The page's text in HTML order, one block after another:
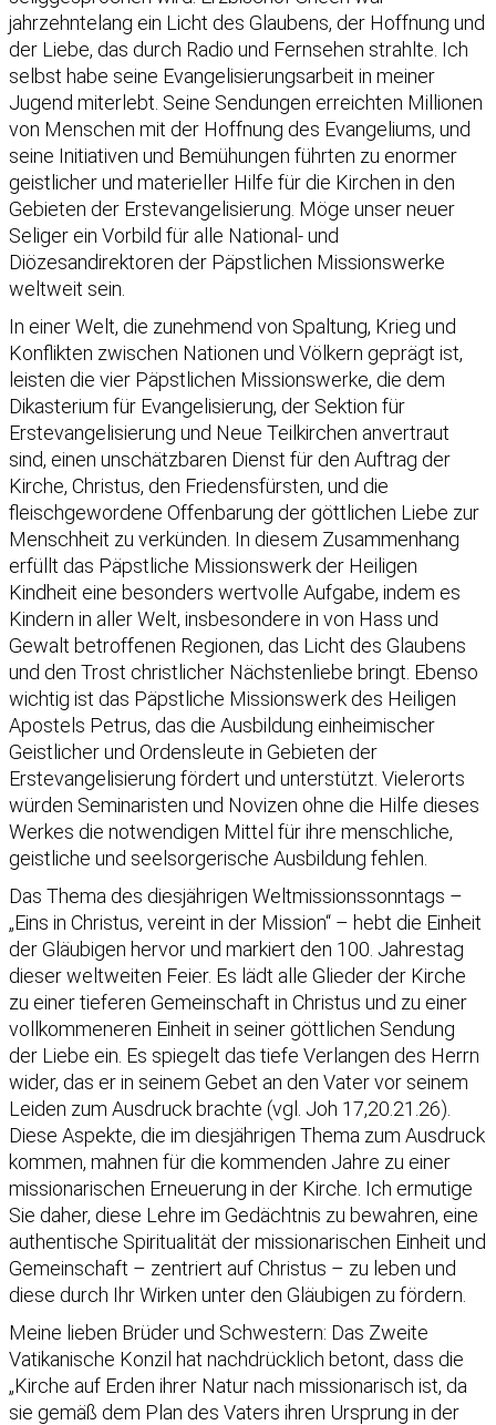
jahrzehntelang ein Licht des Glaubens, der Hoffnung und
der Liebe, das durch Radio und Fernsehen strahlte. Ich
selbst habe seine Evangelisierungsarbeit in meiner
Jugend miterlebt. Seine Sendungen erreichten Millionen
von Menschen mit der Hoffnung des Evangeliums, und
seine Initiativen und Bemühungen führten zu enormer
geistlicher und materieller Hilfe für die Kirchen in den
Gebieten der Erstevangelisierung. Möge unser neuer
Seliger ein Vorbild für alle National- und
Diözesandirektoren der Päpstlichen Missionswerke
weltweit sein.
In einer Welt, die zunehmend von Spaltung, Krieg und
Konflikten zwischen Nationen und Völkern geprägt ist,
leisten die vier Päpstlichen Missionswerke, die dem
Dikasterium für Evangelisierung, der Sektion für
Erstevangelisierung und Neue Teilkirchen anvertraut
sind, einen unschätzbaren Dienst für den Auftrag der
Kirche, Christus, den Friedensfürsten, und die
fleischgewordene Offenbarung der göttlichen Liebe zur
Menschheit zu verkünden. In diesem Zusammenhang
erfüllt das Päpstliche Missionswerk der Heiligen
Kindheit eine besonders wertvolle Aufgabe, indem es
Kindern in aller Welt, insbesondere in von Hass und
Gewalt betroffenen Regionen, das Licht des Glaubens
und den Trost christlicher Nächstenliebe bringt. Ebenso
wichtig ist das Päpstliche Missionswerk des Heiligen
Apostels Petrus, das die Ausbildung einheimischer
Geistlicher und Ordensleute in Gebieten der
Erstevangelisierung fördert und unterstützt. Vielerorts
würden Seminaristen und Novizen ohne die Hilfe dieses
Werkes die notwendigen Mittel für ihre menschliche,
geistliche und seelsorgerische Ausbildung fehlen.
Das Thema des diesjährigen Weltmissionssonntags –
„Eins in Christus, vereint in der Mission“ – hebt die Einheit
der Gläubigen hervor und markiert den 100. Jahrestag
dieser weltweiten Feier. Es lädt alle Glieder der Kirche
zu einer tieferen Gemeinschaft in Christus und zu einer
vollkommeneren Einheit in seiner göttlichen Sendung
der Liebe ein. Es spiegelt das tiefe Verlangen des Herrn
wider, das er in seinem Gebet an den Vater vor seinem
Leiden zum Ausdruck brachte (vgl. Joh 17,20.21.26).
Diese Aspekte, die im diesjährigen Thema zum Ausdruck
kommen, mahnen für die kommenden Jahre zu einer
missionarischen Erneuerung in der Kirche. Ich ermutige
Sie daher, diese Lehre im Gedächtnis zu bewahren, eine
authentische Spiritualität der missionarischen Einheit und
Gemeinschaft – zentriert auf Christus – zu leben und
diese durch Ihr Wirken unter den Gläubigen zu fördern.
Meine lieben Brüder und Schwestern: Das Zweite
Vatikanische Konzil hat nachdrücklich betont, dass die
„Kirche auf Erden ihrer Natur nach missionarisch ist, da
sie gemäß dem Plan des Vaters ihren Ursprung in der